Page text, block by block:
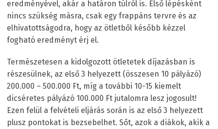
eredményével, akár a határon túlról is. Első lépésként
nincs szükség másra, csak egy frappáns tervre és az
elhivatottságodra, hogy az ötletből később kézzel
fogható eredményt érj el.
Természetesen a kidolgozott ötletetek díjazásban is
részesülnek, az első 3 helyezett (összesen 10 pályázó)
200.000 – 500.000 Ft, míg a további 10-15 kiemelt
dicséretes pályázó 100.000 Ft jutalomra lesz jogosult!
Ezen felül a felvételi eljárás során is az első 3 helyezett
plusz pontokat is bezsebelhet. Sőt, azok a diákok, akik a